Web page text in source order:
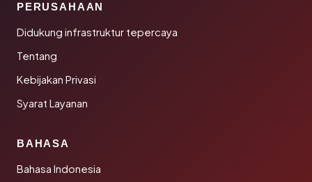
PERUSAHAAN
Didukung infrastruktur tepercaya
Tentang
Kebijakan Privasi
Syarat Layanan
BAHASA
Bahasa Indonesia